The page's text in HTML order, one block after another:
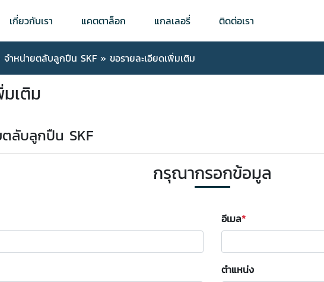
เกี่ยวกับเรา แคตตาล็อก แกลเลอรี่ ติดต่อเรา
จำหน่ายตลับลูกปืน SKF » ขอรายละเอียดเพิ่มเติม
มเติม
ลับลูกปืน SKF
กรุณากรอกข้อมูล
อีเมล
ตำแหน่ง